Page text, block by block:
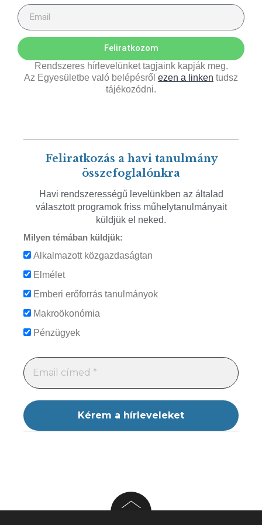
Feliratkozom
Rendszeres hírlevelünket tagjaink kapják meg.
Az Egyesületbe való belépésről ezen a linken tudsz
tájékozódni.
Feliratkozás a havi tanulmány
összefoglalónkra
Havi rendszerességű levelünkben az általad
választott programok friss műhelytanulmányait
küldjük el neked.
Milyen témában küldjük:
Alkalmazott közgazdaságtan
Elmélet
Emberi erőforrás tanulmányok
Makroökonómia
Pénzügyek